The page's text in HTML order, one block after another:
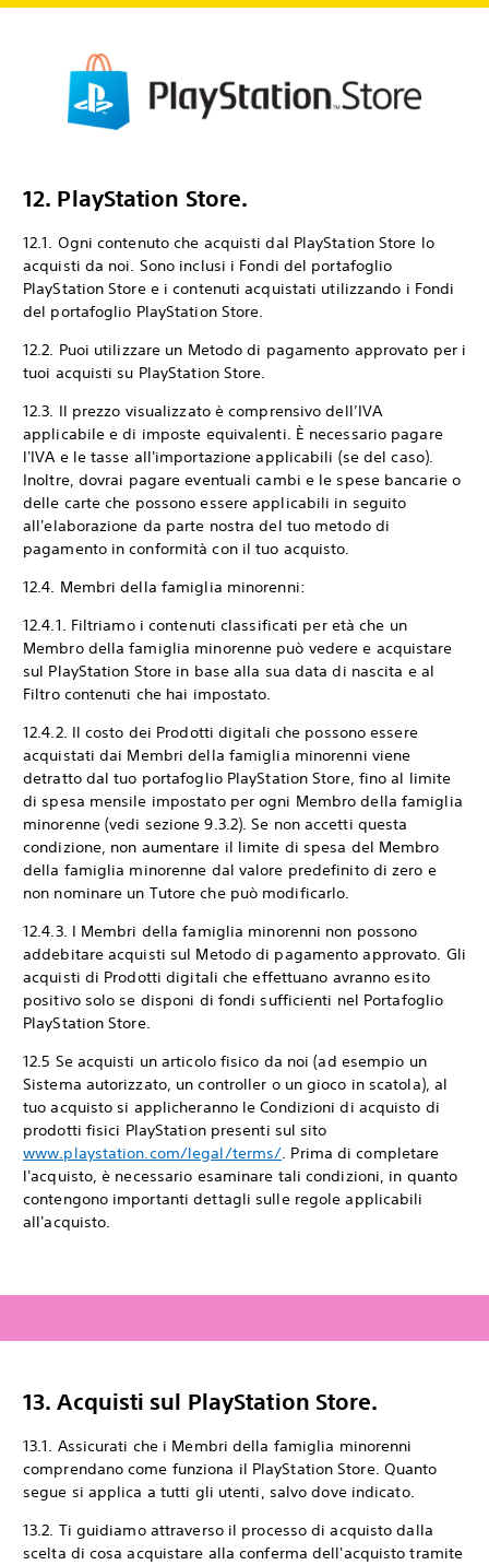
12. PlayStation Store.
12.1. Ogni contenuto che acquisti dal PlayStation Store lo
acquisti da noi. Sono inclusi i Fondi del portafoglio
PlayStation Store e i contenuti acquistati utilizzando i Fondi
del portafoglio PlayStation Store.
12.2. Puoi utilizzare un Metodo di pagamento approvato per i
tuoi acquisti su PlayStation Store.
12.3. Il prezzo visualizzato è comprensivo dell’IVA
applicabile e di imposte equivalenti. È necessario pagare
l'IVA e le tasse all'importazione applicabili (se del caso).
Inoltre, dovrai pagare eventuali cambi e le spese bancarie o
delle carte che possono essere applicabili in seguito
all'elaborazione da parte nostra del tuo metodo di
pagamento in conformità con il tuo acquisto.
12.4. Membri della famiglia minorenni:
12.4.1. Filtriamo i contenuti classificati per età che un
Membro della famiglia minorenne può vedere e acquistare
sul PlayStation Store in base alla sua data di nascita e al
Filtro contenuti che hai impostato.
12.4.2. Il costo dei Prodotti digitali che possono essere
acquistati dai Membri della famiglia minorenni viene
detratto dal tuo portafoglio PlayStation Store, fino al limite
di spesa mensile impostato per ogni Membro della famiglia
minorenne (vedi sezione 9.3.2). Se non accetti questa
condizione, non aumentare il limite di spesa del Membro
della famiglia minorenne dal valore predefinito di zero e
non nominare un Tutore che può modificarlo.
12.4.3. I Membri della famiglia minorenni non possono
addebitare acquisti sul Metodo di pagamento approvato. Gli
acquisti di Prodotti digitali che effettuano avranno esito
positivo solo se disponi di fondi sufficienti nel Portafoglio
PlayStation Store.
12.5 Se acquisti un articolo fisico da noi (ad esempio un
Sistema autorizzato, un controller o un gioco in scatola), al
tuo acquisto si applicheranno le Condizioni di acquisto di
prodotti fisici PlayStation presenti sul sito
www.playstation.com/legal/terms/. Prima di completare
l'acquisto, è necessario esaminare tali condizioni, in quanto
contengono importanti dettagli sulle regole applicabili
all'acquisto.
13. Acquisti sul PlayStation Store.
13.1. Assicurati che i Membri della famiglia minorenni
comprendano come funziona il PlayStation Store. Quanto
segue si applica a tutti gli utenti, salvo dove indicato.
13.2. Ti guidiamo attraverso il processo di acquisto dalla
scelta di cosa acquistare alla conferma dell'acquisto tramite